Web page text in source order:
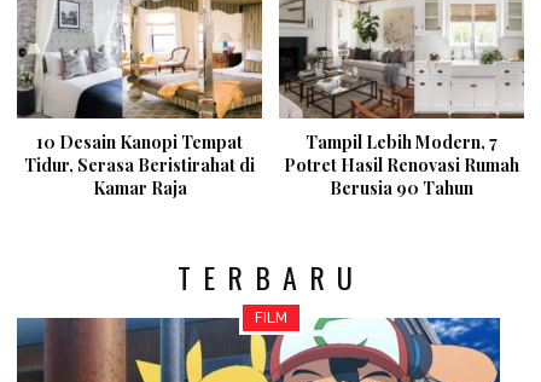
10 Desain Kanopi Tempat
Tidur, Serasa Beristirahat di
Kamar Raja
Tampil Lebih Modern, 7
Potret Hasil Renovasi Rumah
Berusia 90 Tahun
TERBARU
FILM